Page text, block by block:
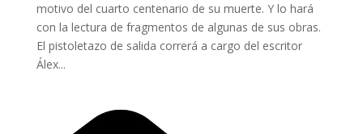
motivo del cuarto centenario de su muerte. Y lo hará
con la lectura de fragmentos de algunas de sus obras.
El pistoletazo de salida correrá a cargo del escritor
Álex...